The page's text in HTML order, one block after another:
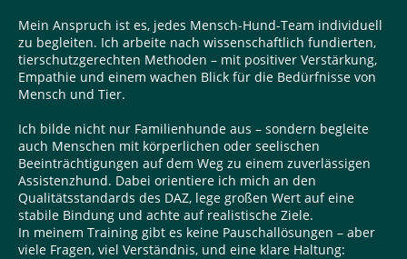
Mein Anspruch ist es, jedes Mensch-Hund-Team individuell
zu begleiten. Ich arbeite nach wissenschaftlich fundierten,
tierschutzgerechten Methoden – mit positiver Verstärkung,
Empathie und einem wachen Blick für die Bedürfnisse von
Mensch und Tier.
Ich bilde nicht nur Familienhunde aus – sondern begleite
auch Menschen mit körperlichen oder seelischen
Beeinträchtigungen auf dem Weg zu einem zuverlässigen
Assistenzhund. Dabei orientiere ich mich an den
Qualitätsstandards des DAZ, lege großen Wert auf eine
stabile Bindung und achte auf realistische Ziele.
In meinem Training gibt es keine Pauschallösungen – aber
viele Fragen, viel Verständnis, und eine klare Haltung: